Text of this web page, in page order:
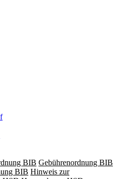
BIB Gebührenordnung BIB
BIB Hinweis zur